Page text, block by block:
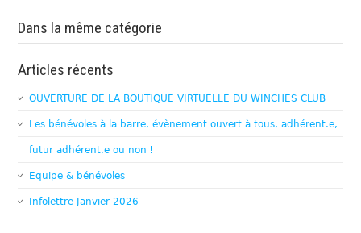
Dans la même catégorie
Articles récents
OUVERTURE DE LA BOUTIQUE VIRTUELLE DU WINCHES CLUB
Les bénévoles à la barre, évènement ouvert à tous, adhérent.e,
futur adhérent.e ou non !
Equipe & bénévoles
Infolettre Janvier 2026